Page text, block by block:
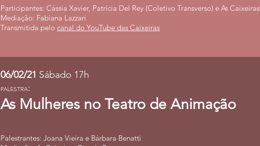
Participantes: Cássia Xavier, Patrícia Del Rey (Coletivo Transverso) e As Caixeiras
Mediação: Fabiana Lazzari
Transmitida pelo canal do YouTube das Caixeiras
06/02/21 Sábado 17h
PALESTRA:
As Mulheres no Teatro de Animação
Palestrantes: Joana Vieira e Bárbara Benatti